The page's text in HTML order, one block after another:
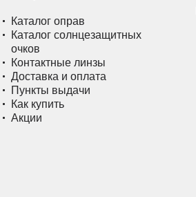
Каталог оправ
Каталог солнцезащитных
очков
Контактные линзы
Доставка и оплата
Пункты выдачи
Как купить
Акции